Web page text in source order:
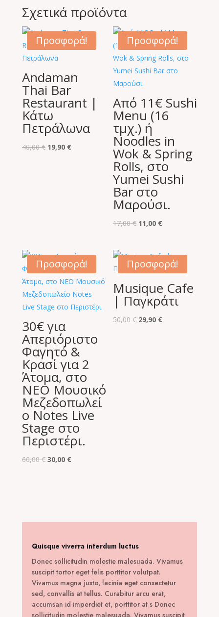
Σχετικά προϊόντα
Προσφορά!
Andaman
Thai Bar
Restaurant |
Κάτω
Πετράλωνα
40,00€ Original
19,90 €Η
Προσφορά!
Από 11€ Sushi
Menu (16
τμχ.) ή
Noodles in
Wok & Spring
Rolls, στο
Yumei Sushi
Bar στο
Μαρούσι.
17,00€ Original
17,00 €.
11,00 €
είναι:
11,00 €.
Προσφορά!
30€ για
Απεριόριστο
Φαγητό &
Κρασί για 2
Άτομα, στο
ΝΕΟ Μουσικό
Μεζεδοπωλεί
ο Notes Live
Stage στο
Περιστέρι.
60,00€ Original
30,00 €Η
Προσφορά!
Musique Cafe
| Παγκράτι
50,00€ Original
29,90 €
Quisque viverra interdum luctus
Donec sollicitudin molestie malesuada. Vivamus
suscipit tortor eget felis porttitor volutpat.
Vivamus magna justo, lacinia eget consectetur
sed, convallis at tellus. Curabitur arcu erat,
accumsan id imperdiet et, porttitor at s Donec